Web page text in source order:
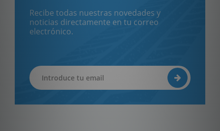
Recibe todas nuestras novedades y
noticias directamente en tu correo
electrónico.